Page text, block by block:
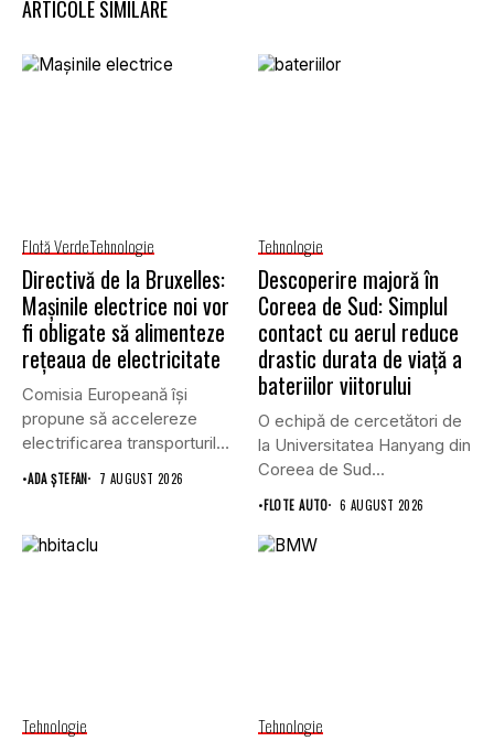
ARTICOLE SIMILARE
Flotă VerdeTehnologie
Directivă de la Bruxelles:
Mașinile electrice noi vor
fi obligate să alimenteze
rețeaua de electricitate
Comisia Europeană își
propune să accelereze
electrificarea transporturilor,
a clădirilor și a...
•ADA ȘTEFAN 7 AUGUST 2026
Tehnologie
Descoperire majoră în
Coreea de Sud: Simplul
contact cu aerul reduce
drastic durata de viață a
bateriilor viitorului
O echipă de cercetători de
la Universitatea Hanyang din
Coreea de Sud...
•FLOTE AUTO 6 AUGUST 2026
Tehnologie Tehnologie